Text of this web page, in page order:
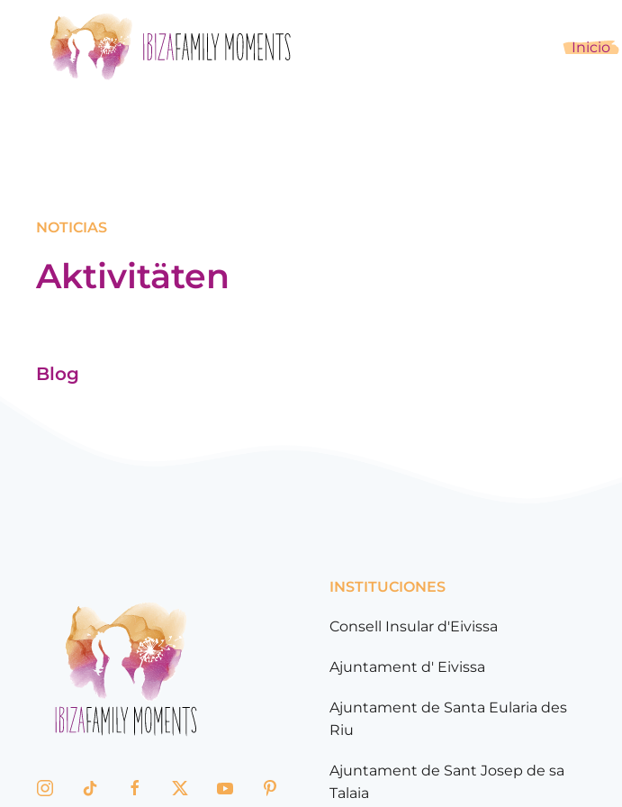
Skip to main content Inicio
NOTICIAS
Aktivitäten
Blog
INSTITUCIONES
Consell Insular d'Eivissa
Ajuntament d' Eivissa
Ajuntament de Santa Eularia des
Riu
Ajuntament de Sant Josep de sa
Talaia